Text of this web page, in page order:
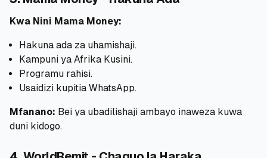
Kwa Nini Mama Money:
Hakuna ada za uhamishaji.
Kampuni ya Afrika Kusini.
Programu rahisi.
Usaidizi kupitia WhatsApp.
Mfanano: Bei ya ubadilishaji ambayo inaweza kuwa
duni kidogo.